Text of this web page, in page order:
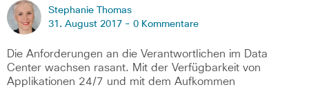
Stephanie Thomas
31. August 2017 - 0 Kommentare
Die Anforderungen an die Verantwortlichen im Data
Center wachsen rasant. Mit der Verfügbarkeit von
Applikationen 24/7 und mit dem Aufkommen